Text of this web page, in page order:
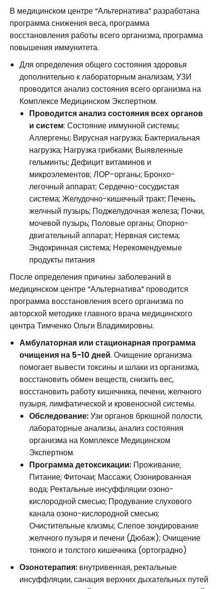
В медицинском центре “Альтернатива” разработана
программа снижения веса, программа
восстановления работы всего организма, программа
повышения иммунитета.
Для определения общего состояния здоровья
дополнительно к лабораторным анализам, УЗИ
проводится анализ состояния всего организма на
Комплексе Медицинском Экспертном.
Проводится анализ состояния всех органов
и систем: Состояние иммунной системы;
Аллергены; Вирусная нагрузка; Бактериальная
нагрузка; Нагрузка грибками; Выявленные
гельминты; Дефицит витаминов и
микроэлементов; ЛОР-органы; Бронхо-
легочный аппарат; Сердечно-сосудистая
система; Желудочно-кишечный тракт; Печень,
желчный пузырь; Поджелудочная железа; Почки,
мочевой пузырь; Половые органы; Опорно-
двигательный аппарат; Нервная система;
Эндокринная система; Нерекомендуемые
продукты питания
После определения причины заболеваний в
медицинском центре “Альтернатива” проводится
программа восстановления всего организма по
авторской методике главного врача медицинского
центра Тимченко Ольги Владимировны.
Амбулаторная или стационарная программа
очищения на 5-10 дней. Очищение организма
помогает вывести токсины и шлаки из организма,
восстановить обмен веществ, снизить вес,
восстановить работу кишечника, печени, желчного
пузыря, лимфатической и кровеносной системы.
Обследование:Узи органов брюшной полости,
лабораторные анализы, анализ состояния
организма на Комплексе Медицинском
Экспертном.
Программа детоксикации: Проживание;
Питание; Фиточаи; Массажи; Озонированная
вода; Ректальные инсуффляции озоно-
кислородной смесью; Продувание слухового
канала озоно-кислородной смесью;
Очистительные клизмы; Слепое зондирование
желчного пузыря и печени (Дюбаж); Очищение
тонкого и толстого кишечника (ортоградно)
Озонотерапия: внутривенная, ректальные
инсуффляции, санация верхних дыхательных путей